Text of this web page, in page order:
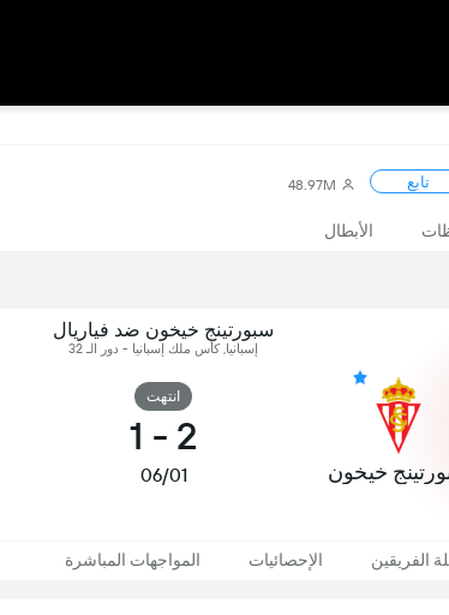
تابع 48.97M
الأبطال
سبورتينج خيخون ضد فياريال
إسبانيا, كأس ملك إسبانيا - دور الـ 32
خيخون
انتهت
2
-
1
06/01
الفريقين الإحصائيات المواجهات المباشرة